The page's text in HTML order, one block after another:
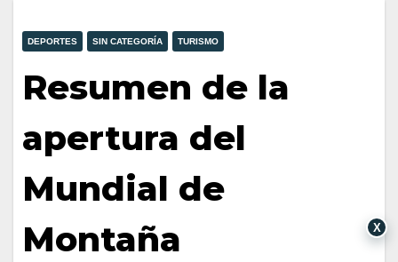
DEPORTES SIN CATEGORÍA TURISMO
Resumen de la
apertura del
Mundial de
Montaña
X